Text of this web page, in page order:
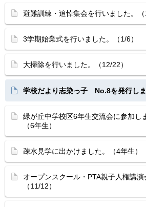
避難訓練・追悼集会を行いました。（
3学期始業式を行いました。（1/6）
大掃除を行いました。（12/22）
学校だより志染っ子 No.8を発行しま
緑が丘中学校区6年生交流会に参加し
（6年生）
疎水見学に出かけました。（4年生）
オープンスクール・PTA親子人権講演
（11/12）